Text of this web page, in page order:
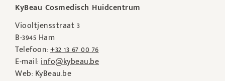
KyBeau Cosmedisch Huidcentrum
Viooltjensstraat 3
B-3945 Ham
Telefoon:+32 13 67 00 76
E-mail:info@kybeau.be
Web: KyBeau.be